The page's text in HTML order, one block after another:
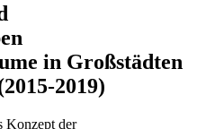
in Großstädten
2019)
Konzept der